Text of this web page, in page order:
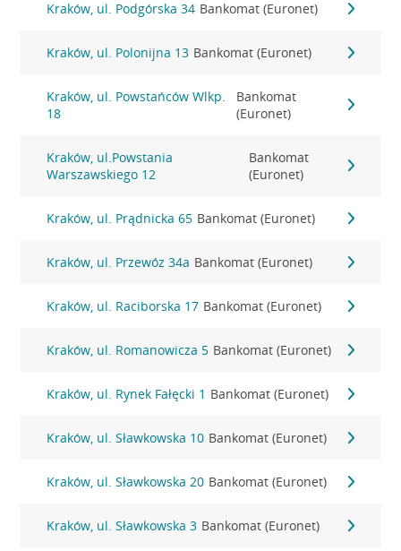
Kraków, ul. Podgórska 34 Bankomat (Euronet)
Kraków, ul. Polonijna 13 Bankomat (Euronet)
Kraków, ul. Powstańców Wlkp.
18
Bankomat
(Euronet)
Kraków, ul.Powstania
Warszawskiego 12
Bankomat
(Euronet)
Kraków, ul. Prądnicka 65 Bankomat (Euronet)
Kraków, ul. Przewóz 34a Bankomat (Euronet)
Kraków, ul. Raciborska 17 Bankomat (Euronet)
Kraków, ul. Romanowicza 5 Bankomat (Euronet)
Kraków, ul. Rynek Fałęcki 1 Bankomat (Euronet)
Kraków, ul. Sławkowska 10 Bankomat (Euronet)
Kraków, ul. Sławkowska 20 Bankomat (Euronet)
Kraków, ul. Sławkowska 3 Bankomat (Euronet)